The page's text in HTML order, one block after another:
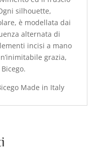
silhouette,
è modellata dai
alternata di
incisi a mano
grazia,
Made in Italy